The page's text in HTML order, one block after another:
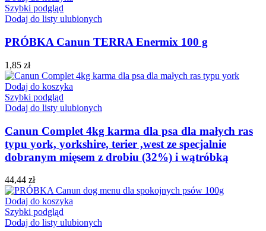
Szybki podgląd
Dodaj do listy ulubionych
PRÓBKA Canun TERRA Enermix 100 g
1,85 zł
Dodaj do koszyka
Szybki podgląd
Dodaj do listy ulubionych
Canun Complet 4kg karma dla psa dla małych ras
typu york, yorkshire, terier ,west ze specjalnie
dobranym mięsem z drobiu (32%) i wątróbką
44,44 zł
Dodaj do koszyka
Szybki podgląd
Dodaj do listy ulubionych